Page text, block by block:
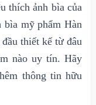
thích ảnh bìa của
bìa mỹ phẩm Hàn
thiết kế từ đâu
nào uy tín. Hãy
thông tin hữu